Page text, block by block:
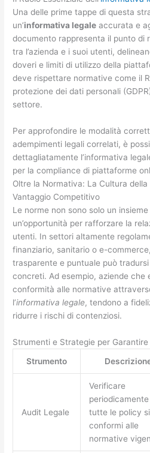
Una delle prime tappe di questa
un’informativa legale accurata e
documento rappresenta il punto di
tra l’azienda e i suoi utenti,
doveri e limiti di utilizzo della
deve rispettare normative come il
protezione dei dati personali
settore.
Per approfondire le modalità
adempimenti legali correlati, è
dettagliatamente l’informativa
per la compliance di piattaforme
Oltre la Normativa: La Cultura
Vantaggio Competitivo
Le norme non sono solo un
un’opportunità per rafforzare la
utenti. In settori altamente
finanziario, sanitario o e-
trasparente e puntuale può
concreti. Ad esempio, aziende che
conformità alle normative
l’informativa legale, tendono a
ridurre i rischi di contenziosi.
Strumenti e Strategie per
Strumento
Audit Legale
Verificare
tutte le policy
conformi alle
normative